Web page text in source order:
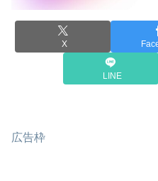
X
LINE
広告枠